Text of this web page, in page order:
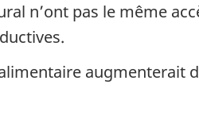
n’ont pas le même
augmenterait